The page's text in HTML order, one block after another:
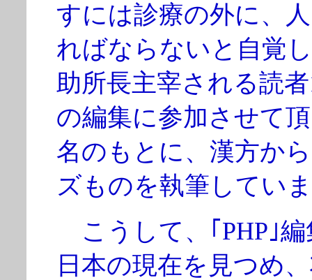
すには診療の外に、
ればならないと自覚
助所長主宰される読
の編集に参加させて
名のもとに、漢方か
ズものを執筆してい
こうして、｢PHP｣
日本の現在を見つめ